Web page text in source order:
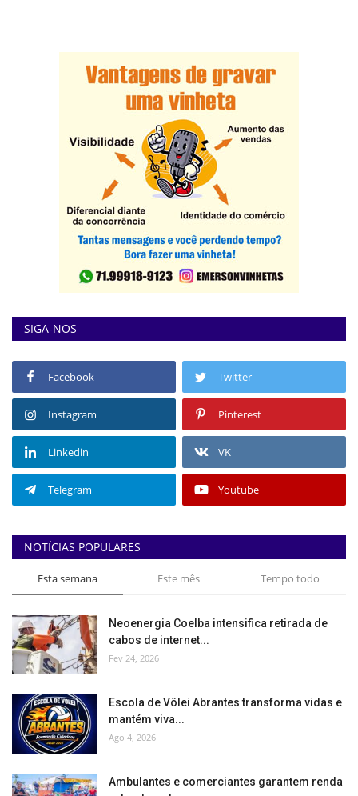
SIGA-NOS
Facebook Twitter
Instagram Pinterest
Linkedin VK
Telegram Youtube
NOTÍCIAS POPULARES
Esta semana Este mês Tempo todo
Neoenergia Coelba intensifica retirada de
cabos de internet...
Fev 24, 2026
Escola de Vôlei Abrantes transforma vidas e
mantém viva...
Ago 4, 2026
Ambulantes e comerciantes garantem renda